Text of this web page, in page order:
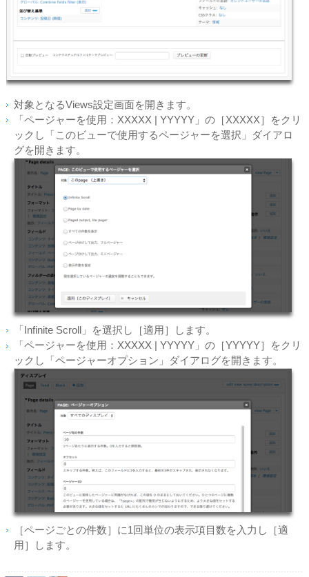
対象となるViews設定画面を開きます。
「ページャーを使用：XXXXX | YYYYY」の［XXXXX］をクリ
ックし「このビューで使用するページャーを選択」ダイアロ
グを開きます。
「Infinite Scroll」を選択し［適用］します。
「ページャーを使用：XXXXX | YYYYY」の［YYYYY］をクリ
ックし「ページャーオプション」ダイアログを開きます。
［ページごとの件数］に1回単位の表示項目数を入力し［適
用］します。